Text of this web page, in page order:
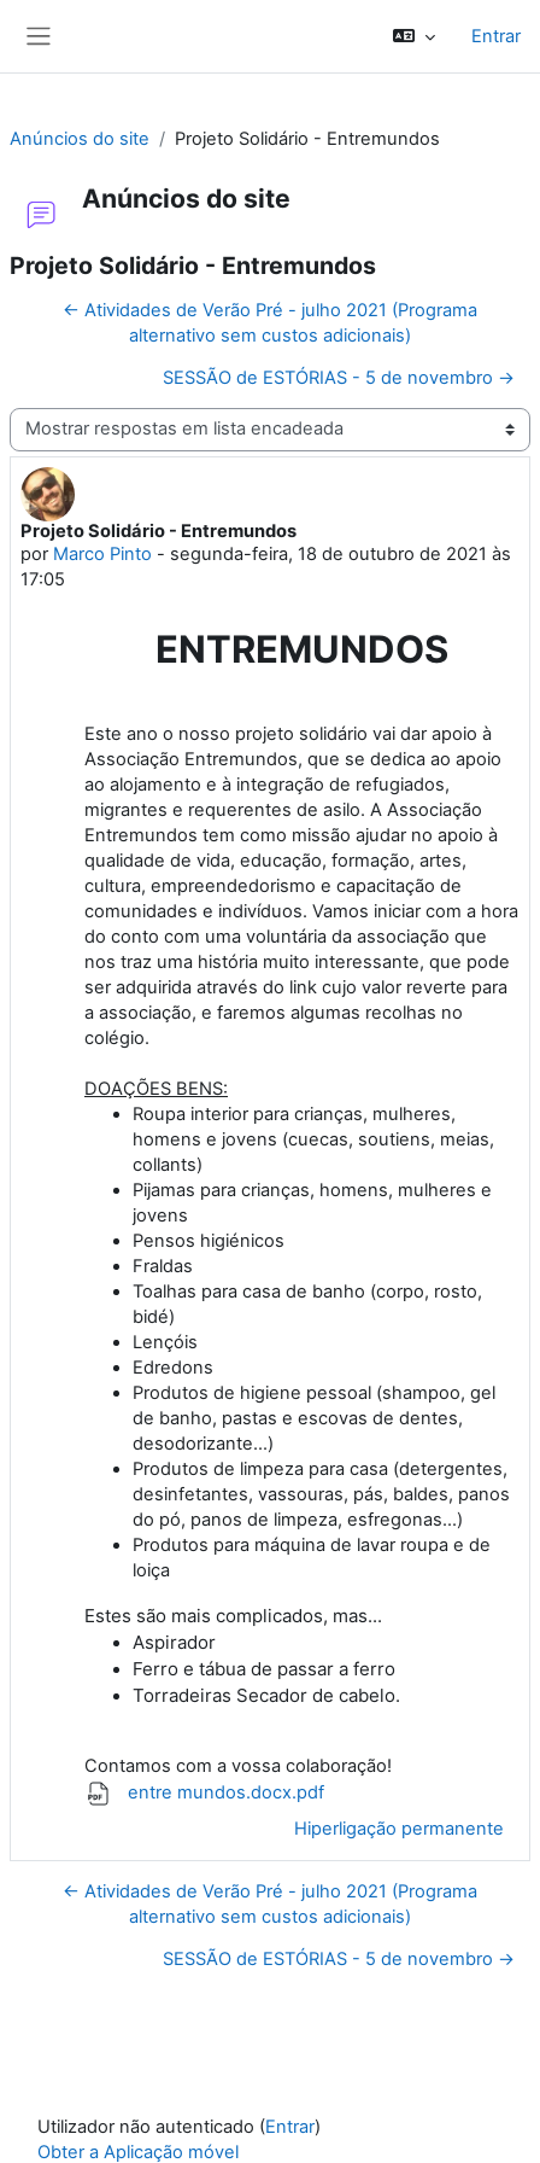
Entrar
Anúncios do site Projeto Solidário - Entremundos
Anúncios do site
Projeto Solidário - Entremundos
← Atividades de Verão Pré - julho 2021 (Programa
alternativo sem custos adicionais)
SESSÃO de ESTÓRIAS - 5 de novembro →
Modo de visualização
Projeto Solidário - Entremundos
por Marco Pinto - segunda-feira, 18 de outubro de 2021 às
17:05
Número de respostas: 0
ENTREMUNDOS
Este ano o nosso projeto solidário vai dar apoio à
Associação Entremundos, que se dedica ao apoio
ao alojamento e à integração de refugiados,
migrantes e requerentes de asilo. A Associação
Entremundos tem como missão ajudar no apoio à
qualidade de vida, educação, formação, artes,
cultura, empreendedorismo e capacitação de
comunidades e indivíduos. Vamos iniciar com a hora
do conto com uma voluntária da associação que
nos traz uma história muito interessante, que pode
ser adquirida através do link cujo valor reverte para
a associação, e faremos algumas recolhas no
colégio.
DOAÇÕES BENS:
Roupa interior para crianças, mulheres,
homens e jovens (cuecas, soutiens, meias,
collants)
Pijamas para crianças, homens, mulheres e
jovens
Pensos higiénicos
Fraldas
Toalhas para casa de banho (corpo, rosto,
bidé)
Lençóis
Edredons
Produtos de higiene pessoal (shampoo, gel
de banho, pastas e escovas de dentes,
desodorizante...)
Produtos de limpeza para casa (detergentes,
desinfetantes, vassouras, pás, baldes, panos
do pó, panos de limpeza, esfregonas...)
Produtos para máquina de lavar roupa e de
loiça
Estes são mais complicados, mas...
Aspirador
Ferro e tábua de passar a ferro
Torradeiras Secador de cabelo.
Contamos com a vossa colaboração!
entre mundos.docx.pdf
Hiperligação permanente
← Atividades de Verão Pré - julho 2021 (Programa
alternativo sem custos adicionais)
SESSÃO de ESTÓRIAS - 5 de novembro →
Utilizador não autenticado (Entrar)
Obter a Aplicação móvel